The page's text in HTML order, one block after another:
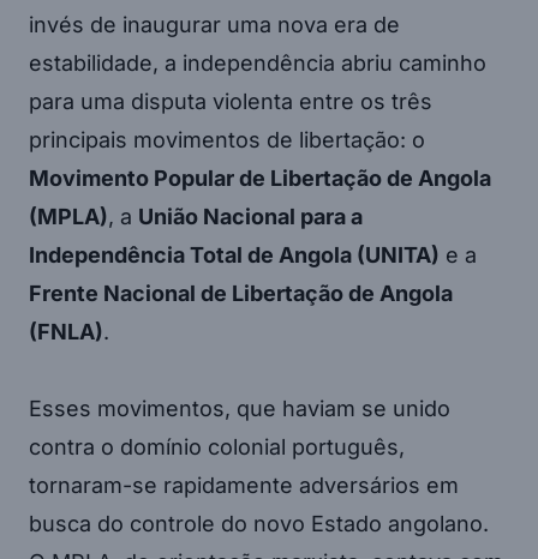
invés de inaugurar uma nova era de
estabilidade, a independência abriu caminho
para uma disputa violenta entre os três
principais movimentos de libertação: o
Movimento Popular de Libertação de Angola
(MPLA), a União Nacional para a
Independência Total de Angola (UNITA) e a
Frente Nacional de Libertação de Angola
(FNLA).
Esses movimentos, que haviam se unido
contra o domínio colonial português,
tornaram-se rapidamente adversários em
busca do controle do novo Estado angolano.